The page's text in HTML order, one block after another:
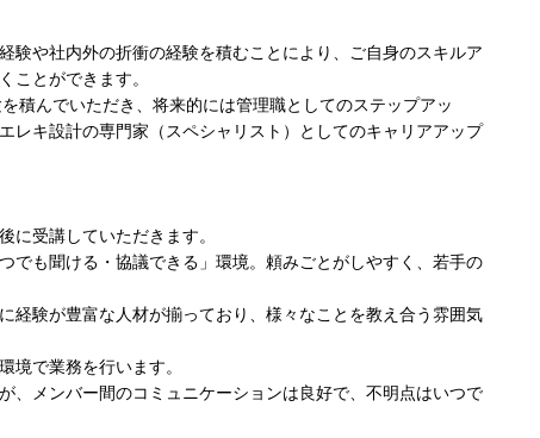
験や社内外の折衝の経験を積むことにより、ご自身のスキルア
ことができます。
積んでいただき、将来的には管理職としてのステップアッ
レキ設計の専門家（スペシャリスト）としてのキャリアアップ
に受講していただきます。
でも聞ける・協議できる」環境。頼みごとがしやすく、若手の
経験が豊富な人材が揃っており、様々なことを教え合う雰囲気
境で業務を行います。
、メンバー間のコミュニケーションは良好で、不明点はいつで